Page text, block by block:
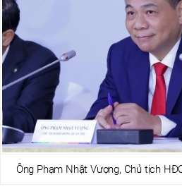
Ông Phạm Nhật Vượng, Chủ tịch